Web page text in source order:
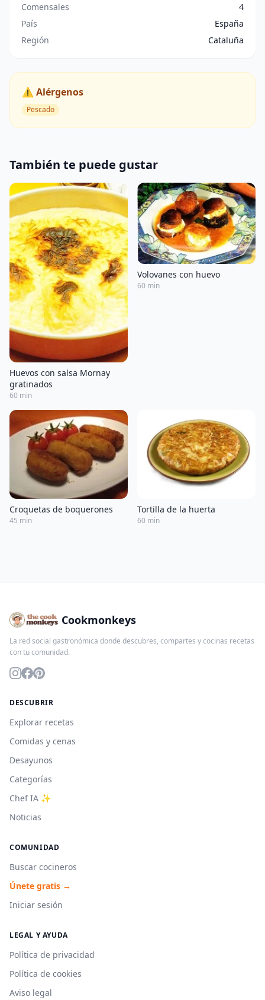
Comensales
4
País
España
Región
Cataluña
⚠️ Alérgenos
Pescado
También te puede gustar
Huevos con salsa Mornay
gratinados
60 min
Volovanes con huevo
60 min
Croquetas de boquerones
45 min
Tortilla de la huerta
60 min
Cookmonkeys
La red social gastronómica donde descubres, compartes y cocinas recetas
con tu comunidad.
DESCUBRIR
Explorar recetas
Comidas y cenas
Desayunos
Categorías
Chef IA ✨
Noticias
COMUNIDAD
Buscar cocineros
Únete gratis →
Iniciar sesión
LEGAL Y AYUDA
Política de privacidad
Política de cookies
Aviso legal